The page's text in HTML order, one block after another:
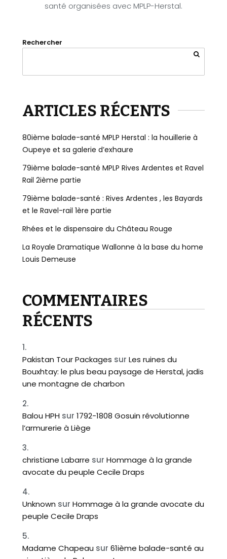
santé organisées avec MPLP-Herstal.
Rechercher
ARTICLES RÉCENTS
80ième balade-santé MPLP Herstal : la houillerie à
Oupeye et sa galerie d’exhaure
79ième balade-santé MPLP Rives Ardentes et Ravel
Rail 2ième partie
79ième balade-santé : Rives Ardentes , les Bayards
et le Ravel-rail 1ère partie
Rhées et le dispensaire du Château Rouge
La Royale Dramatique Wallonne à la base du home
Louis Demeuse
COMMENTAIRES
RÉCENTS
Pakistan Tour Packages sur Les ruines du
Bouxhtay: le plus beau paysage de Herstal, jadis
une montagne de charbon
Balou HPH sur 1792-1808 Gosuin révolutionne
l’armurerie à Liège
christiane Labarre sur Hommage à la grande
avocate du peuple Cecile Draps
Unknown sur Hommage à la grande avocate du
peuple Cecile Draps
Madame Chapeau sur 61ième balade-santé au